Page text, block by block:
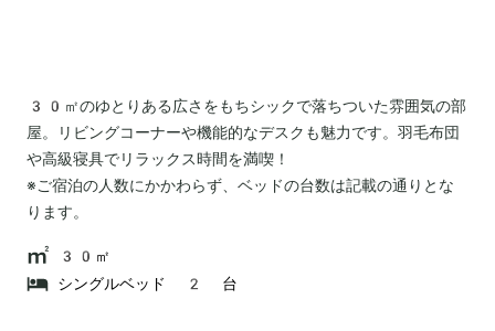
30㎡のゆとりある広さをもちシックで落ちついた雰囲気の部
屋。リビングコーナーや機能的なデスクも魅力です。羽毛布団
や高級寝具でリラックス時間を満喫！
※ご宿泊の人数にかかわらず、ベッドの台数は記載の通りとな
ります。
30㎡
シングルベッド 2 台